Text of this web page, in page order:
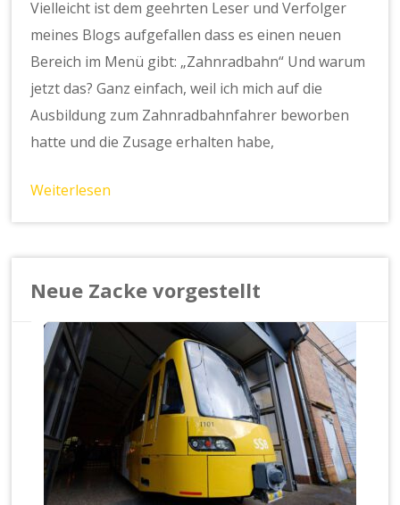
Vielleicht ist dem geehrten Leser und Verfolger
meines Blogs aufgefallen dass es einen neuen
Bereich im Menü gibt: „Zahnradbahn“ Und warum
jetzt das? Ganz einfach, weil ich mich auf die
Ausbildung zum Zahnradbahnfahrer beworben
hatte und die Zusage erhalten habe,
Weiterlesen
Neue Zacke vorgestellt